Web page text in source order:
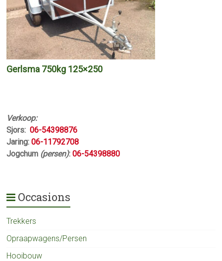
Gerlsma 750kg 125×250
Verkoop:
Sjors:06-54398876
Jaring:06-11792708
Jogchum (persen): 06-54398880
Occasions
Trekkers
Opraapwagens/Persen
Hooibouw